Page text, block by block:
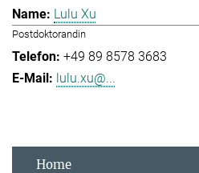
Lulu Xu
Postdoktorandin
+49 89 8578 3683
lulu.xu@...
Home